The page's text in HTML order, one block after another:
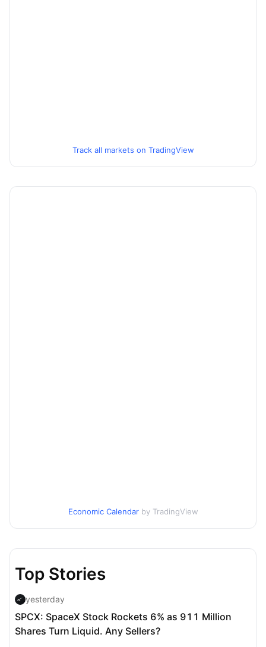
Track all markets on TradingView
Economic Calendar by TradingView